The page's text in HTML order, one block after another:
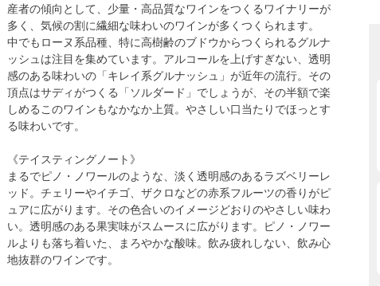
産者の傾向として、少量・高品質なワインをつくるワイナリーが
多く、気候の割に繊細な味わいのワインが多くつくられます。
中でもローヌ系品種、特に高樹齢のブドウからつくられるグルナ
ッシュは注目を集めています。アルコールを上げすぎない、透明
感のある味わいの「キレイ系グルナッシュ」が近年の流行。その
頂点はサディがつくる「ソルダード」でしょうが、その半額で楽
しめるこのワインもなかなか上質。やさしい口当たりでほっとす
る味わいです。
《テイスティングノート》
まるでピノ・ノワールのような、淡く透明感のあるラズベリーレ
ッド。チェリーやイチゴ、ザクロなどの赤系フルーツの香りがピ
ュアに広がります。その色合いのイメージどおりのやさしい味わ
い。透明感のある果実味がスムースに広がります。ピノ・ノワー
ルよりも落ち着いた、まろやかな酸味。飲み疲れしない、飲み心
地抜群のワインです。